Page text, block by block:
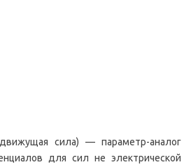
сила) — параметр-аналог
для сил не электрической